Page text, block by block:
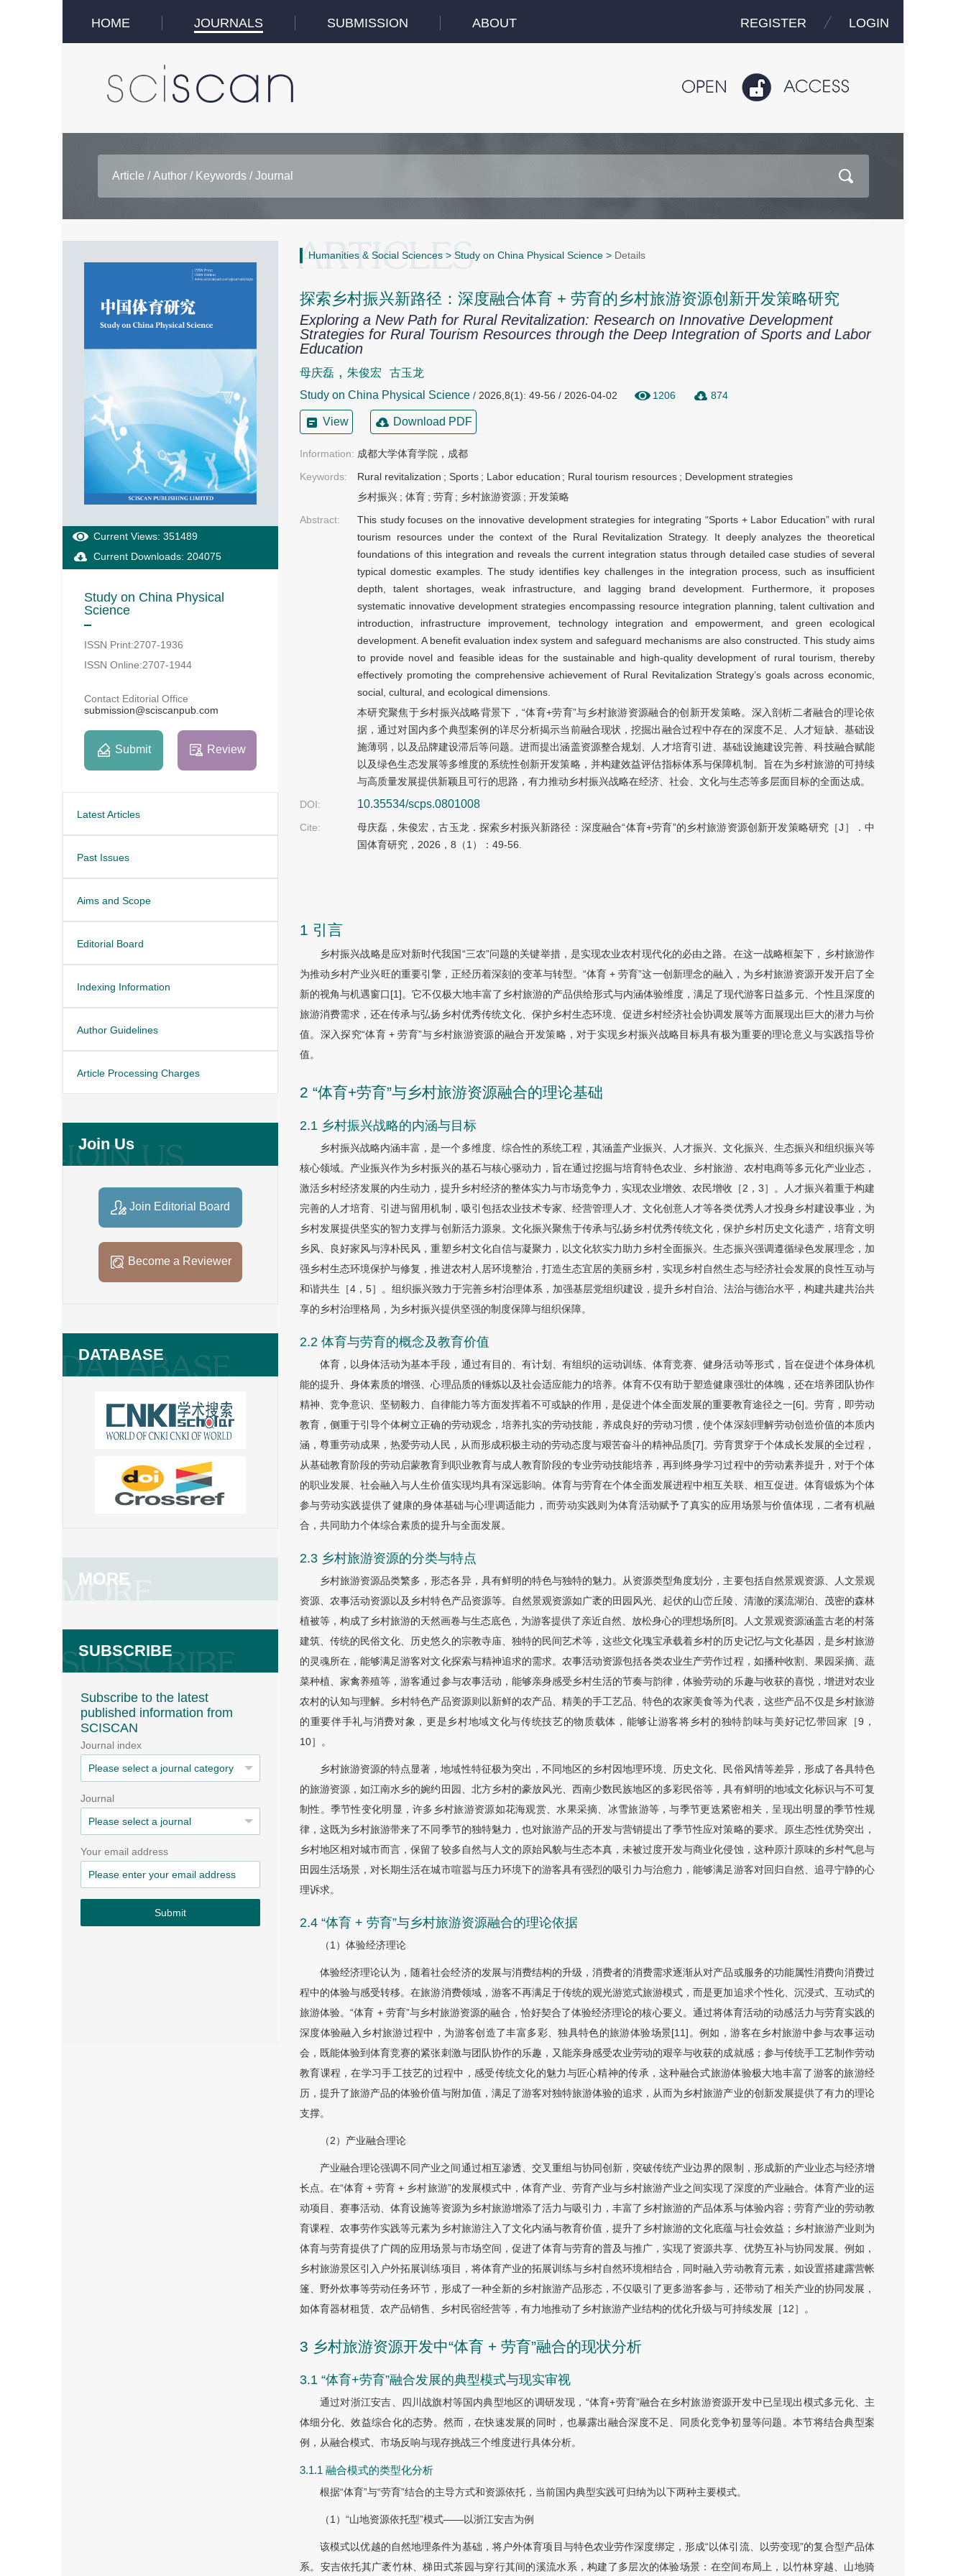
HOME JOURNALS SUBMISSION ABOUT REGISTER LOGIN
Current Views: 351489
Current Downloads: 204075
Study on China Physical
Science
ISSN Print:2707-1936
ISSN Online:2707-1944
Contact Editorial Office
submission@sciscanpub.com
Submit Review
Latest Articles
Past Issues
Aims and Scope
Editorial Board
Indexing Information
Author Guidelines
Article Processing Charges
Join Us
Join Editorial Board
Become a Reviewer
DATABASE
MORE
SUBSCRIBE
Subscribe to the latest
published information from
SCISCAN
Journal index
Journal
Your email address
Submit
Humanities & Social Sciences > Study on China Physical Science > Details
探索乡村振兴新路径：深度融合体育 + 劳育的乡村旅游资源创新开发策略研究
Exploring a New Path for Rural Revitalization: Research on Innovative Development
Strategies for Rural Tourism Resources through the Deep Integration of Sports and Labor
Education
母庆磊 , 朱俊宏
古玉龙
Study on China Physical Science / 2026,8(1): 49-56 / 2026-04-02 1206 874
View Download PDF
Information: 成都大学体育学院，成都
Keywords:
Rural revitalization ; Sports ; Labor education ; Rural tourism resources ; Development strategies
乡村振兴 ; 体育 ; 劳育 ; 乡村旅游资源 ;开发策略
Abstract:
This study focuses on the innovative development strategies for integrating “Sports + Labor Education” with rural
tourism resources under the context of the Rural Revitalization Strategy. It deeply analyzes the theoretical
foundations of this integration and reveals the current integration status through detailed case studies of several
typical domestic examples. The study identifies key challenges in the integration process, such as insufficient
depth, talent shortages, weak infrastructure, and lagging brand development. Furthermore, it proposes
systematic innovative development strategies encompassing resource integration planning, talent cultivation and
introduction, infrastructure improvement, technology integration and empowerment, and green ecological
development. A benefit evaluation index system and safeguard mechanisms are also constructed. This study aims
to provide novel and feasible ideas for the sustainable and high-quality development of rural tourism, thereby
effectively promoting the comprehensive achievement of Rural Revitalization Strategy’s goals across economic,
social, cultural, and ecological dimensions.
本研究聚焦于乡村振兴战略背景下，“体育+劳育”与乡村旅游资源融合的创新开发策略。深入剖析二者融合的理论依
据，通过对国内多个典型案例的详尽分析揭示当前融合现状，挖掘出融合过程中存在的深度不足、人才短缺、基础设
施薄弱，以及品牌建设滞后等问题。进而提出涵盖资源整合规划、人才培育引进、基础设施建设完善、科技融合赋能
以及绿色生态发展等多维度的系统性创新开发策略，并构建效益评估指标体系与保障机制。旨在为乡村旅游的可持续
与高质量发展提供新颖且可行的思路，有力推动乡村振兴战略在经济、社会、文化与生态等多层面目标的全面达成。
DOI:
10.35534/scps.0801008
Cite:
母庆磊，朱俊宏，古玉龙．探索乡村振兴新路径：深度融合“体育+劳育”的乡村旅游资源创新开发策略研究［J］．中
国体育研究，2026，8（1）：49-56.
1 引言
乡村振兴战略是应对新时代我国“三农”问题的关键举措，是实现农业农村现代化的必由之路。在这一战略框架下，乡村旅游作
为推动乡村产业兴旺的重要引擎，正经历着深刻的变革与转型。“体育 + 劳育”这一创新理念的融入，为乡村旅游资源开发开启了全
新的视角与机遇窗口[1]。它不仅极大地丰富了乡村旅游的产品供给形式与内涵体验维度，满足了现代游客日益多元、个性且深度的
旅游消费需求，还在传承与弘扬乡村优秀传统文化、保护乡村生态环境、促进乡村经济社会协调发展等方面展现出巨大的潜力与价
值。深入探究“体育 + 劳育”与乡村旅游资源的融合开发策略，对于实现乡村振兴战略目标具有极为重要的理论意义与实践指导价
值。
2 “体育+劳育”与乡村旅游资源融合的理论基础
2.1 乡村振兴战略的内涵与目标
乡村振兴战略内涵丰富，是一个多维度、综合性的系统工程，其涵盖产业振兴、人才振兴、文化振兴、生态振兴和组织振兴等
核心领域。产业振兴作为乡村振兴的基石与核心驱动力，旨在通过挖掘与培育特色农业、乡村旅游、农村电商等多元化产业业态，
激活乡村经济发展的内生动力，提升乡村经济的整体实力与市场竞争力，实现农业增效、农民增收［2，3］。人才振兴着重于构建
完善的人才培育、引进与留用机制，吸引包括农业技术专家、经营管理人才、文化创意人才等各类优秀人才投身乡村建设事业，为
乡村发展提供坚实的智力支撑与创新活力源泉。文化振兴聚焦于传承与弘扬乡村优秀传统文化，保护乡村历史文化遗产，培育文明
乡风、良好家风与淳朴民风，重塑乡村文化自信与凝聚力，以文化软实力助力乡村全面振兴。生态振兴强调遵循绿色发展理念，加
强乡村生态环境保护与修复，推进农村人居环境整治，打造生态宜居的美丽乡村，实现乡村自然生态与经济社会发展的良性互动与
和谐共生［4，5］。组织振兴致力于完善乡村治理体系，加强基层党组织建设，提升乡村自治、法治与德治水平，构建共建共治共
享的乡村治理格局，为乡村振兴提供坚强的制度保障与组织保障。
2.2 体育与劳育的概念及教育价值
体育，以身体活动为基本手段，通过有目的、有计划、有组织的运动训练、体育竞赛、健身活动等形式，旨在促进个体身体机
能的提升、身体素质的增强、心理品质的锤炼以及社会适应能力的培养。体育不仅有助于塑造健康强壮的体魄，还在培养团队协作
精神、竞争意识、坚韧毅力、自律能力等方面发挥着不可或缺的作用，是促进个体全面发展的重要教育途径之一[6]。劳育，即劳动
教育，侧重于引导个体树立正确的劳动观念，培养扎实的劳动技能，养成良好的劳动习惯，使个体深刻理解劳动创造价值的本质内
涵，尊重劳动成果，热爱劳动人民，从而形成积极主动的劳动态度与艰苦奋斗的精神品质[7]。劳育贯穿于个体成长发展的全过程，
从基础教育阶段的劳动启蒙教育到职业教育与成人教育阶段的专业劳动技能培养，再到终身学习过程中的劳动素养提升，对于个体
的职业发展、社会融入与人生价值实现均具有深远影响。体育与劳育在个体全面发展进程中相互关联、相互促进。体育锻炼为个体
参与劳动实践提供了健康的身体基础与心理调适能力，而劳动实践则为体育活动赋予了真实的应用场景与价值体现，二者有机融
合，共同助力个体综合素质的提升与全面发展。
2.3 乡村旅游资源的分类与特点
乡村旅游资源品类繁多，形态各异，具有鲜明的特色与独特的魅力。从资源类型角度划分，主要包括自然景观资源、人文景观
资源、农事活动资源以及乡村特色产品资源等。自然景观资源如广袤的田园风光、起伏的山峦丘陵、清澈的溪流湖泊、茂密的森林
植被等，构成了乡村旅游的天然画卷与生态底色，为游客提供了亲近自然、放松身心的理想场所[8]。人文景观资源涵盖古老的村落
建筑、传统的民俗文化、历史悠久的宗教寺庙、独特的民间艺术等，这些文化瑰宝承载着乡村的历史记忆与文化基因，是乡村旅游
的灵魂所在，能够满足游客对文化探索与精神追求的需求。农事活动资源包括各类农业生产劳作过程，如播种收割、果园采摘、蔬
菜种植、家禽养殖等，游客通过参与农事活动，能够亲身感受乡村生活的节奏与韵律，体验劳动的乐趣与收获的喜悦，增进对农业
农村的认知与理解。乡村特色产品资源则以新鲜的农产品、精美的手工艺品、特色的农家美食等为代表，这些产品不仅是乡村旅游
的重要伴手礼与消费对象，更是乡村地域文化与传统技艺的物质载体，能够让游客将乡村的独特韵味与美好记忆带回家［9，
10］ 。
乡村旅游资源的特点显著，地域性特征极为突出，不同地区的乡村因地理环境、历史文化、民俗风情等差异，形成了各具特色
的旅游资源，如江南水乡的婉约田园、北方乡村的豪放风光、西南少数民族地区的多彩民俗等，具有鲜明的地域文化标识与不可复
制性。季节性变化明显，许多乡村旅游资源如花海观赏、水果采摘、冰雪旅游等，与季节更迭紧密相关，呈现出明显的季节性规
律，这既为乡村旅游带来了不同季节的独特魅力，也对旅游产品的开发与营销提出了季节性应对策略的要求。原生态性优势突出，
乡村地区相对城市而言，保留了较多自然与人文的原始风貌与生态本真，未被过度开发与商业化侵蚀，这种原汁原味的乡村气息与
田园生活场景，对长期生活在城市喧嚣与压力环境下的游客具有强烈的吸引力与治愈力，能够满足游客对回归自然、追寻宁静的心
理诉求。
2.4 “体育 + 劳育”与乡村旅游资源融合的理论依据
（1）体验经济理论
体验经济理论认为，随着社会经济的发展与消费结构的升级，消费者的消费需求逐渐从对产品或服务的功能属性消费向消费过
程中的体验与感受转移。在旅游消费领域，游客不再满足于传统的观光游览式旅游模式，而是更加追求个性化、沉浸式、互动式的
旅游体验。“体育 + 劳育”与乡村旅游资源的融合，恰好契合了体验经济理论的核心要义。通过将体育活动的动感活力与劳育实践的
深度体验融入乡村旅游过程中，为游客创造了丰富多彩、独具特色的旅游体验场景[11]。例如，游客在乡村旅游中参与农事运动
会，既能体验到体育竞赛的紧张刺激与团队协作的乐趣，又能亲身感受农业劳动的艰辛与收获的成就感；参与传统手工艺制作劳动
教育课程，在学习手工技艺的过程中，感受传统文化的魅力与匠心精神的传承，这种融合式旅游体验极大地丰富了游客的旅游经
历，提升了旅游产品的体验价值与附加值，满足了游客对独特旅游体验的追求，从而为乡村旅游产业的创新发展提供了有力的理论
支撑。
（2）产业融合理论
产业融合理论强调不同产业之间通过相互渗透、交叉重组与协同创新，突破传统产业边界的限制，形成新的产业业态与经济增
长点。在“体育 + 劳育 + 乡村旅游”的发展模式中，体育产业、劳育产业与乡村旅游产业之间实现了深度的产业融合。体育产业的运
动项目、赛事活动、体育设施等资源为乡村旅游增添了活力与吸引力，丰富了乡村旅游的产品体系与体验内容；劳育产业的劳动教
育课程、农事劳作实践等元素为乡村旅游注入了文化内涵与教育价值，提升了乡村旅游的文化底蕴与社会效益；乡村旅游产业则为
体育与劳育提供了广阔的应用场景与市场空间，促进了体育与劳育的普及与推广，实现了资源共享、优势互补与协同发展。例如，
乡村旅游景区引入户外拓展训练项目，将体育产业的拓展训练与乡村自然环境相结合，同时融入劳动教育元素，如设置搭建露营帐
篷、野外炊事等劳动任务环节，形成了一种全新的乡村旅游产品形态，不仅吸引了更多游客参与，还带动了相关产业的协同发展，
如体育器材租赁、农产品销售、乡村民宿经营等，有力地推动了乡村旅游产业结构的优化升级与可持续发展［12］ 。
3 乡村旅游资源开发中“体育 + 劳育”融合的现状分析
3.1 “体育+劳育”融合发展的典型模式与现实审视
通过对浙江安吉、四川战旗村等国内典型地区的调研发现，“体育+劳育”融合在乡村旅游资源开发中已呈现出模式多元化、主
体细分化、效益综合化的态势。然而，在快速发展的同时，也暴露出融合深度不足、同质化竞争初显等问题。本节将结合典型案
例，从融合模式、市场反响与现存挑战三个维度进行具体分析。
3.1.1 融合模式的类型化分析
根据“体育”与“劳育”结合的主导方式和资源依托，当前国内典型实践可归纳为以下两种主要模式。
（1）“山地资源依托型”模式——以浙江安吉为例
该模式以优越的自然地理条件为基础，将户外体育项目与特色农业劳作深度绑定，形成“以体引流、以劳变现”的复合型产品体
系。安吉依托其广袤竹林、梯田式茶园与穿行其间的溪流水系，构建了多层次的体验场景：在空间布局上，以竹林穿越、山地骑